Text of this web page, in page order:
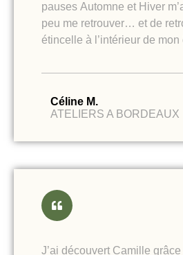
pauses Automne et Hiver
peu me retrouver… et de
étincelle à l’intérieur de
Céline M.
ATELIERS A BORDEAUX
J’ai découvert Camille